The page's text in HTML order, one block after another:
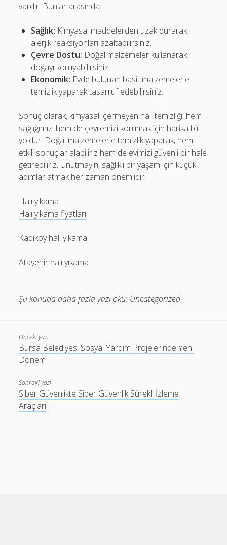
vardır. Bunlar arasında:
Sağlık: Kimyasal maddelerden uzak durarak
alerjik reaksiyonları azaltabilirsiniz.
Çevre Dostu: Doğal malzemeler kullanarak
doğayı koruyabilirsiniz.
Ekonomik: Evde bulunan basit malzemelerle
temizlik yaparak tasarruf edebilirsiniz.
Sonuç olarak, kimyasal içermeyen halı temizliği, hem
sağlığımızı hem de çevremizi korumak için harika bir
yoldur. Doğal malzemelerle temizlik yaparak, hem
etkili sonuçlar alabiliriz hem de evimizi güvenli bir hale
getirebiliriz. Unutmayın, sağlıklı bir yaşam için küçük
adımlar atmak her zaman önemlidir!
Halı yıkama
Halı yıkama fiyatları
Kadıköy halı yıkama
Ataşehir halı yıkama
Şu konuda daha fazla yazı oku: Uncategorized
Önceki yazı
Bursa Belediyesi Sosyal Yardım Projelerinde Yeni
Dönem
Sonraki yazı
Siber Güvenlikte Siber Güvenlik Sürekli İzleme
Araçları